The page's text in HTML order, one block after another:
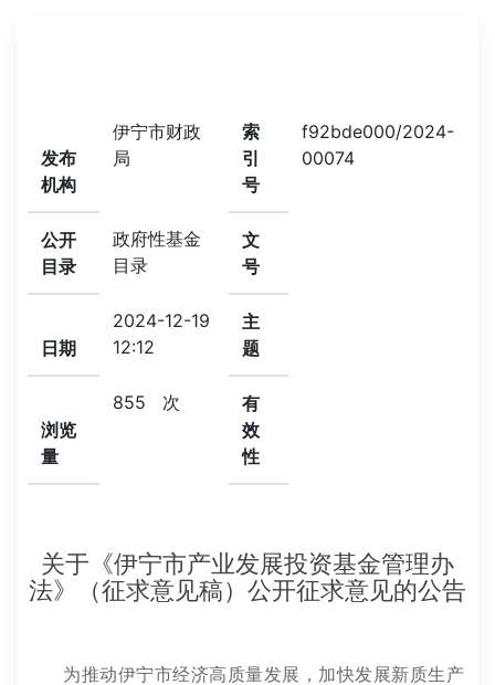
发布
机构
伊宁市财政
局
索
引
号
f92bde000/2024-
00074
公开
目录
政府性基金
目录
文
号
日期
2024-12-19
12:12
主
题
浏览
量
855 次
有
效
性
关于《伊宁市产业发展投资基金管理办
法》（征求意见稿）公开征求意见的公告
为推动伊宁市经济高质量发展，加快发展新质生产